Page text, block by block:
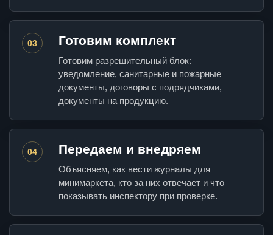
03 Готовим комплект
Готовим разрешительный блок:
уведомление, санитарные и пожарные
документы, договоры с подрядчиками,
документы на продукцию.
04 Передаем и внедряем
Объясняем, как вести журналы для
минимаркета, кто за них отвечает и что
показывать инспектору при проверке.